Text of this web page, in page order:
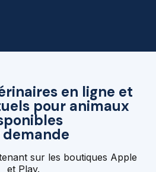
en ligne et
pour animaux
sur les boutiques Apple
et Play.